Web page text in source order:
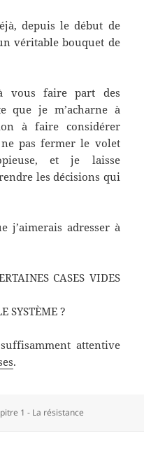
depuis le début de
véritable bouquet de
vous faire part des
que je m’acharne à
à faire considérer
pas fermer le volet
et je laisse
les décisions qui
j’aimerais adresser à
CASES VIDES
SYSTÈME ?
attentive
.
1 - La résistance